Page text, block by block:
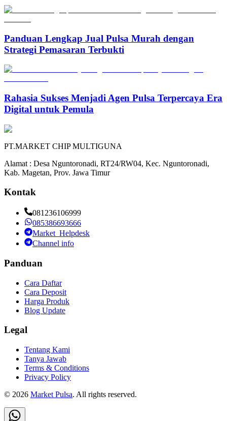
Panduan Lengkap Jual Pulsa Murah dengan
Strategi Pemasaran Terbukti
Rahasia Sukses Menjadi Agen Pulsa Terpercaya Era
Digital untuk Pemula
PT.MARKET CHIP MULTIGUNA
Alamat : Desa Nguntoronadi, RT24/RW04, Kec. Nguntoronadi,
Kab. Magetan, Prov. Jawa Timur
Kontak
081236106999
085386693666
Market_Helpdesk
Channel info
Panduan
Cara Daftar
Cara Deposit
Harga Produk
Blog Update
Legal
Tentang Kami
Tanya Jawab
Terms & Conditions
Privacy Policy
© 2026 Market Pulsa. All rights reserved.